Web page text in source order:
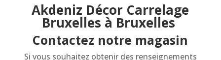
Akdeniz Décor Carrelage
Bruxelles à Bruxelles
Contactez notre magasin
Si vous souhaitez obtenir des renseignements